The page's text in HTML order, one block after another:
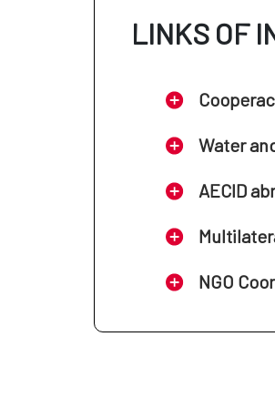
LINKS OF
Water
AECID
NGO